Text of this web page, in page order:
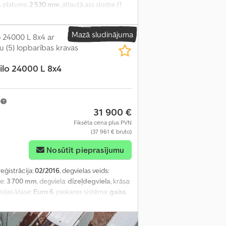
platums: 2 530 mm, atļautā ass slodze (1.
Mazā sludinājuma
24000 L 8x4 ar
(5) lopbarības kravas
24000 L 8x4
31 900 €
Fiksēta cena plus PVN
(37 961 € bruto)
Nosūtīt pieprasījumu
02/2016, degvielas veids:
3 700 mm, degviela:dīzeļdegviela, krāsa:
klase: Euro 6, piekares sistēma: gaiss,
diferenciāļa bloķētājs, elektriskais
kontrole, miglas lukturi, stūres